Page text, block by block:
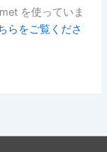
を使っていま
らをご覧くださ